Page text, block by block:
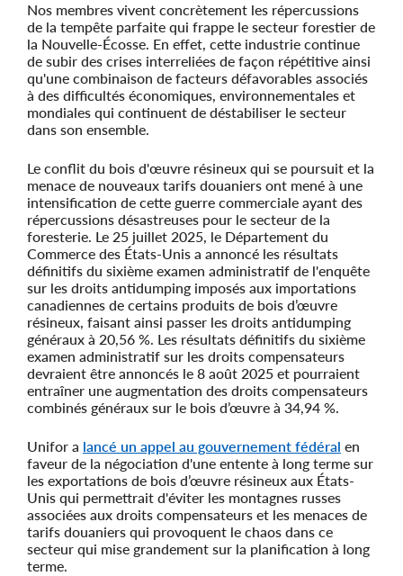
Nos membres vivent concrètement les répercussions
de la tempête parfaite qui frappe le secteur forestier de
la Nouvelle-Écosse. En effet, cette industrie continue
de subir des crises interreliées de façon répétitive ainsi
qu'une combinaison de facteurs défavorables associés
à des difficultés économiques, environnementales et
mondiales qui continuent de déstabiliser le secteur
dans son ensemble.
Le conflit du bois d'œuvre résineux qui se poursuit et la
menace de nouveaux tarifs douaniers ont mené à une
intensification de cette guerre commerciale ayant des
répercussions désastreuses pour le secteur de la
foresterie. Le 25 juillet 2025, le Département du
Commerce des États-Unis a annoncé les résultats
définitifs du sixième examen administratif de l'enquête
sur les droits antidumping imposés aux importations
canadiennes de certains produits de bois d’œuvre
résineux, faisant ainsi passer les droits antidumping
généraux à 20,56 %. Les résultats définitifs du sixième
examen administratif sur les droits compensateurs
devraient être annoncés le 8 août 2025 et pourraient
entraîner une augmentation des droits compensateurs
combinés généraux sur le bois d’œuvre à 34,94 %.
Unifor a lancé un appel au gouvernement fédéral en
faveur de la négociation d'une entente à long terme sur
les exportations de bois d’œuvre résineux aux États-
Unis qui permettrait d'éviter les montagnes russes
associées aux droits compensateurs et les menaces de
tarifs douaniers qui provoquent le chaos dans ce
secteur qui mise grandement sur la planification à long
terme.